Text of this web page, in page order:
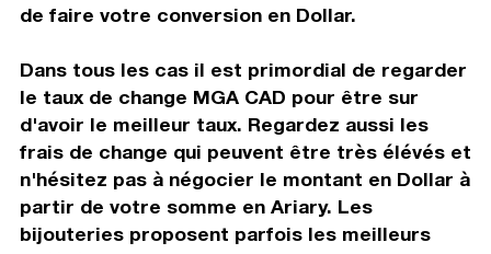
de faire votre conversion en Dollar.
Dans tous les cas il est primordial de regarder
le taux de change MGA CAD pour être sur
d'avoir le meilleur taux. Regardez aussi les
frais de change qui peuvent être très élévés et
n'hésitez pas à négocier le montant en Dollar à
partir de votre somme en Ariary. Les
bijouteries proposent parfois les meilleurs